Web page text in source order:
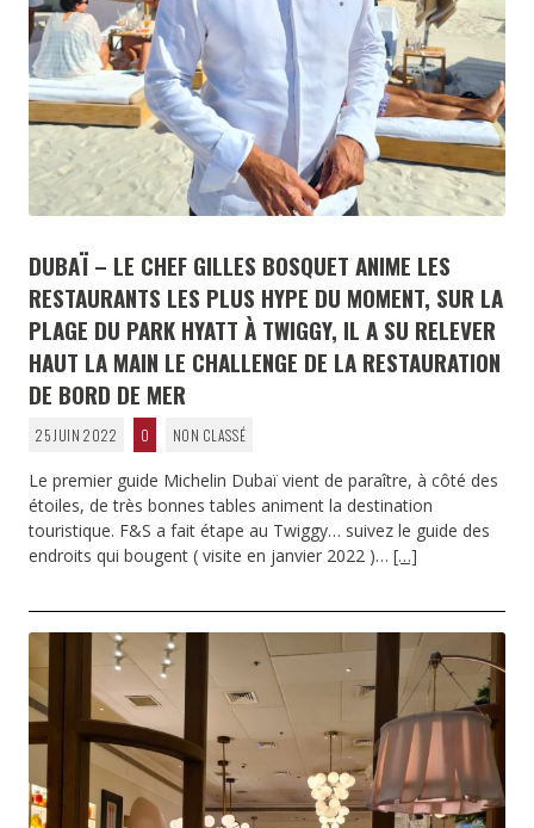
DUBAÏ – LE CHEF GILLES BOSQUET ANIME LES
RESTAURANTS LES PLUS HYPE DU MOMENT, SUR LA
PLAGE DU PARK HYATT À TWIGGY, IL A SU RELEVER
HAUT LA MAIN LE CHALLENGE DE LA RESTAURATION
DE BORD DE MER
25 JUIN 2022 0 NON CLASSÉ
Le premier guide Michelin Dubaï vient de paraître, à côté des
étoiles, de très bonnes tables animent la destination
touristique. F&S a fait étape au Twiggy… suivez le guide des
endroits qui bougent ( visite en janvier 2022 )… […]